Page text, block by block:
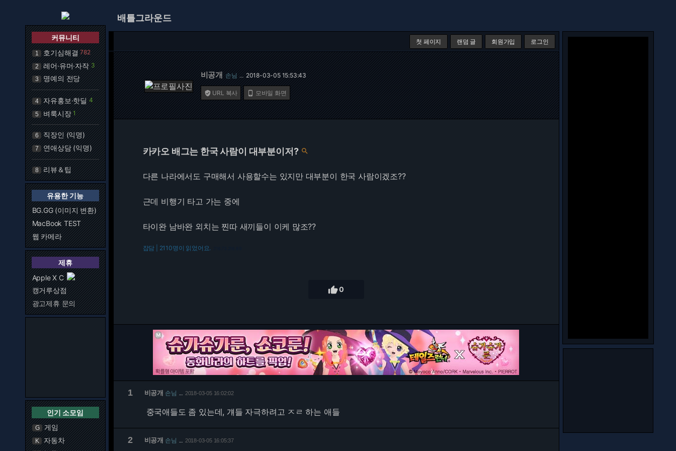
커뮤니티
1 호기심해결 782
2 레어·유머·자작 3
3 명예의 전당
4 자유홍보·핫딜 4
5 벼룩시장 1
6 직장인 (익명)
7 연애상담 (익명)
8 리뷰＆팁
유용한 기능
BG.GG (이미지 변환)
MacBook TEST
웹 카메라
제휴
Apple X C
캥거루상점
광고제휴 문의
인기 소모임
G 게임
K 자동차
배틀그라운드
첫 페이지 랜덤 글 회원가입 로그인
비공개 손님 … 2018-03-05 15:53:43
 URL 복사  모바일 화면
카카오 배그는 한국 사람이 대부분이저? 
다른 나라에서도 구매해서 사용할수는 있지만 대부분이 한국 사람이겠조??
근데 비행기 타고 가는 중에
타이완 남바완 외치는 찐따 새끼들이 이케 많조??
잡담 | 2110명이 읽었어요.
0
1 비공개 손님 2018-03-05 16:02:02
중국애들도 좀 있는데, 걔들 자극하려고 ㅈㄹ 하는 애들
2 비공개 손님 2018-03-05 16:05:37